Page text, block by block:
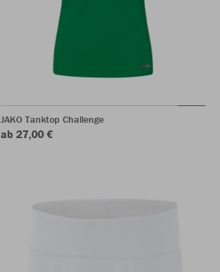
JAKO Tanktop Challenge
ab 27,00 €